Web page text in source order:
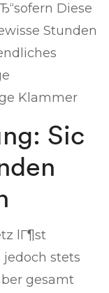
Diese
Stunden
Klammer
Sic
lГ¶st
stets
gesamt